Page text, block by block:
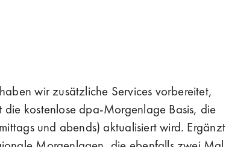
wir zusätzliche Services vorbereitet,
kostenlose dpa-Morgenlage Basis, die
und abends) aktualisiert wird. Ergänzt